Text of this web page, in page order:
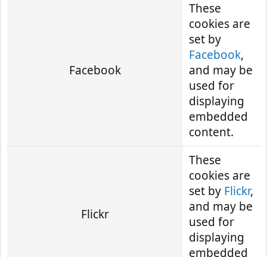
Facebook
These
cookies are
set by
Facebook,
and may be
used for
displaying
embedded
content.
Flickr
These
cookies are
set by Flickr,
and may be
used for
displaying
embedded